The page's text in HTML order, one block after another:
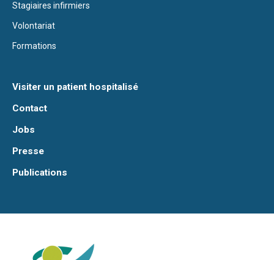
Stagiaires infirmiers
Volontariat
Formations
Visiter un patient hospitalisé
Contact
Jobs
Presse
Publications